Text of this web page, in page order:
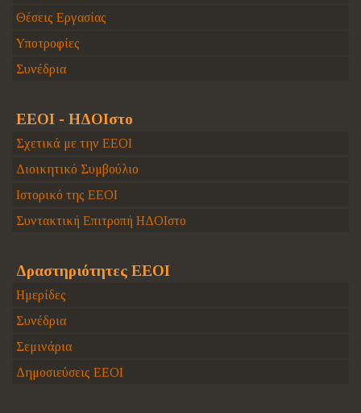
Θέσεις Εργασίας
Υποτροφίες
Συνέδρια
ΕΕΟΙ - ΗΔΟΙστο
Σχετικά με την ΕΕΟΙ
Διοικητικό Συμβούλιο
Ιστορικό της ΕΕΟΙ
Συντακτική Επιτροπή ΗΔΟΙστο
Δραστηριότητες ΕΕΟΙ
Ημερίδες
Συνέδρια
Σεμινάρια
Δημοσιεύσεις ΕΕΟΙ